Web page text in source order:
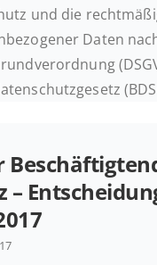
und die
Daten
–